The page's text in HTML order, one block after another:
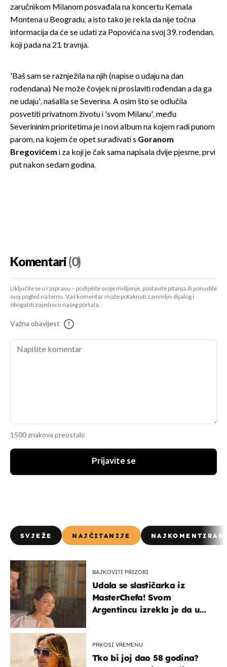
zaručnikom Milanom posvađala na koncertu Kemala
Montena u Beogradu, a isto tako je rekla da nije točna
informacija da će se udati za Popovića na svoj 39. rođendan,
koji pada na 21. travnja.
'Baš sam se raznježila na njih (napise o udaju na dan
rođendana). Ne može čovjek ni proslaviti rođendan a da ga
ne udaju', našalila se Severina. A osim što se odlučila
posvetiti privatnom životu i 'svom Milanu', među
Severininim prioritetima je i novi album na kojem radi punom
parom, na kojem će opet surađivati s Goranom
Bregovićem i za koji je čak sama napisala dvije pjesme, prvi
put nakon sedam godina.
Komentari(0)
Uključite se u raspravu – podijelite svoje mišljenje, postavite pitanja ili ponudite
svoj pogled na temu. Vaš komentar može potaknuti zanimljiv dijalog i
obogatiti zajednicu našeg portala.
Važna obavijest !
1500 znakova preostalo
Prijavite se
SVJEŽE NAJČITANIJE
BAJKOVITI PRIZORI
Udala se slastičarka iz
MasterChefa! Svom
Argentincu izrekla je da u
PRKOSI VREMENU
Tko bi joj dao 58 godina?